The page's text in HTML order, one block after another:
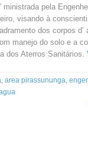
ministrada pela
visando à
dos corpos d’
manejo do solo e a
dos Aterros Sanitários.
, area pirassununga,